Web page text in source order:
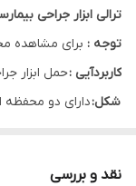
ترالی ابزار جراحی
توجه : برای مشاهده
کاربردآیی :حمل ابزار
شکل:دارای دو محفظه
نقد و بررسی